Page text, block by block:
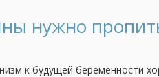
без особых вредных
Но с другой,
нужно
к будущей беременности